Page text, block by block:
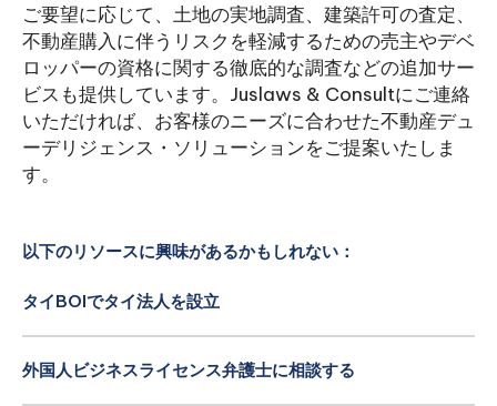
ご要望に応じて、土地の実地調査、建築許可の査定、
不動産購入に伴うリスクを軽減するための売主やデベ
ロッパーの資格に関する徹底的な調査などの追加サー
ビスも提供しています。Juslaws & Consultにご連絡
いただければ、お客様のニーズに合わせた不動産デュ
ーデリジェンス・ソリューションをご提案いたしま
す。
以下のリソースに興味があるかもしれない：
タイBOIでタイ法人を設立
外国人ビジネスライセンス弁護士に相談する